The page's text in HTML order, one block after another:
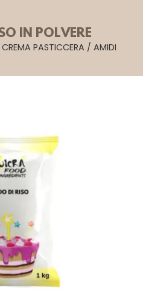
IN POLVERE
PASTICCERA / AMIDI